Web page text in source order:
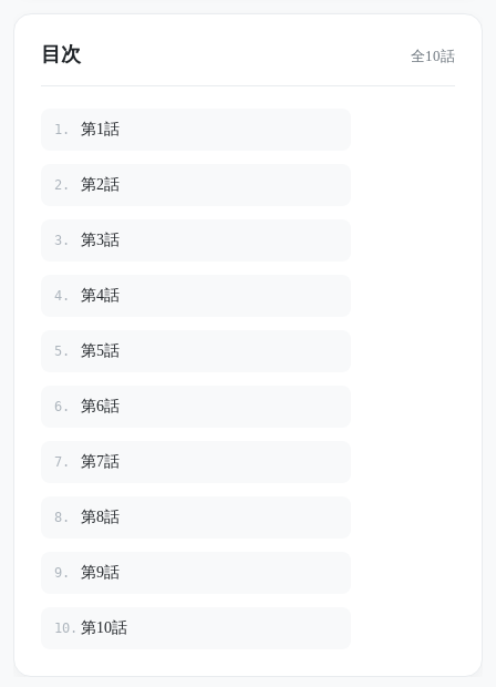
ない。 臨時取締役会の瞬間、すべてがひっくり返る。 捏造
が、 巨大グループの運命をひっくり返す最高の逆転劇。 世
ている 悔しくて逃げ出したくなる日も、 この少年のように
て、スカッとする完璧逆転ストーリー 👇最後まで見て、少
目次 全10話
1. 第1話
2. 第2話
3. 第3話
4. 第4話
5. 第5話
6. 第6話
7. 第7話
8. 第8話
9. 第9話
10. 第10話